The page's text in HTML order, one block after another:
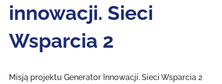
innowacji. Sieci
Wsparcia 2
Misją projektu Generator Innowacji. Sieci Wsparcia 2